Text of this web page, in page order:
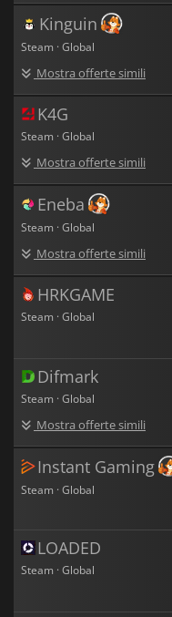
Kinguin
Steam · Global
Mostra offerte simili
K4G
Steam · Global
Mostra offerte simili
Eneba
Steam · Global
Mostra offerte simili
HRKGAME
Steam · Global
Difmark
Steam · Global
Mostra offerte simili
Instant Gaming
Steam · Global
LOADED
Steam · Global